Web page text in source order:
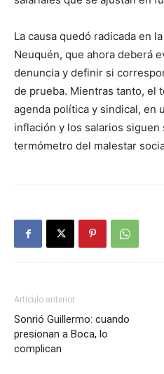
La causa quedó radicada en
Neuquén, que ahora deberá
denuncia y definir si
de prueba. Mientras tanto, el
agenda política y sindical, en
inflación y los salarios
termómetro del malestar
Artículo anterior
Sonrió Guillermo: cuando
presionan a Boca, lo
complican